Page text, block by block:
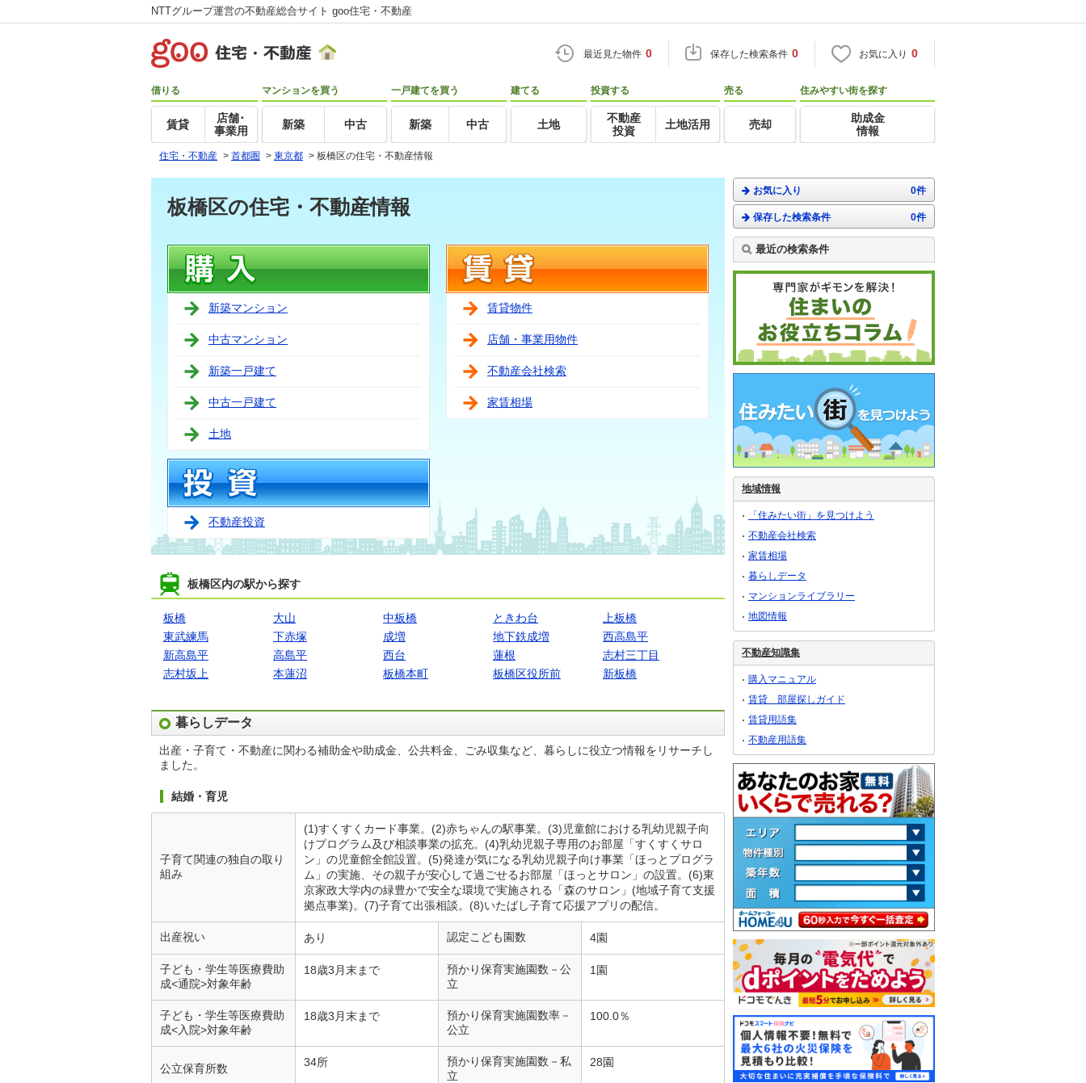
NTTグループ運営の不動産総合サイト goo住宅・不動産
最近見た物件 0 保存した検索条件 0 お気に入り 0
借りる
賃貸
店舗･
事業用
マンションを買う
新築 中古
一戸建てを買う
新築 中古
建てる
土地
投資する
不動産
投資
土地活用
売る
売却
住みやすい街を探す
助成金
情報
住宅・不動産 > 首都圏 > 東京都 > 板橋区の住宅・不動産情報
板橋区の住宅・不動産情報
新築マンション
中古マンション
新築一戸建て
中古一戸建て
土地
不動産投資
賃貸物件
店舗・事業用物件
不動産会社検索
家賃相場
板橋区内の駅から探す
板橋 大山 中板橋 ときわ台
上板橋
東武練馬
下赤塚 成増 地下鉄成増
西高島平
新高島平
高島平 西台 蓮根
志村三丁目
志村坂上
本蓮沼 板橋本町 板橋区役所前 新板橋
暮らしデータ
出産・子育て・不動産に関わる補助金や助成金、公共料金、ごみ収集など、暮らしに役立つ情報をリサーチし
ました。
結婚・育児
子育て関連の独自の取り
組み
(1)すくすくカード事業。(2)赤ちゃんの駅事業。(3)児童館における乳幼児親子向
けプログラム及び相談事業の拡充。(4)乳幼児親子専用のお部屋「すくすくサロ
ン」の児童館全館設置。(5)発達が気になる乳幼児親子向け事業「ほっとプログラ
ム」の実施、その親子が安心して過ごせるお部屋「ほっとサロン」の設置。(6)東
京家政大学内の緑豊かで安全な環境で実施される「森のサロン」(地域子育て支援
拠点事業)。(7)子育て出張相談。(8)いたばし子育て応援アプリの配信。
出産祝い あり 認定こども園数 4園
子ども・学生等医療費助
成<通院>対象年齢
18歳3月末まで
預かり保育実施園数－公
立
1園
子ども・学生等医療費助
成<入院>対象年齢
18歳3月末まで
預かり保育実施園数率－
公立
100.0％
公立保育所数 34所
預かり保育実施園数－私
立
28園
お気に入り 0件
保存した検索条件 0件
最近の検索条件
地域情報
「住みたい街」を見つけよう
不動産会社検索
家賃相場
暮らしデータ
マンションライブラリー
地図情報
不動産知識集
購入マニュアル
賃貸 部屋探しガイド
賃貸用語集
不動産用語集